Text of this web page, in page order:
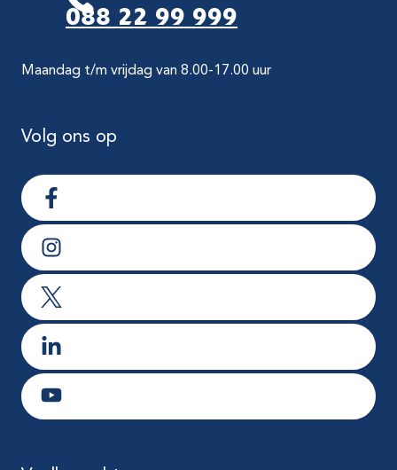
088 22 99 999
Maandag t/m vrijdag van 8.00-17.00 uur
Volg ons op
Ga naar Facebook
Ga naar Instagram
Ga naar X
Ga naar LinkedIn
Ga naar Youtube